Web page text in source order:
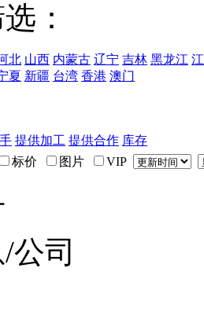
：
北 山西 内蒙古 辽宁 吉林 黑龙江
夏 新疆 台湾 香港 澳门
提供加工 提供合作 库存
标价
图片 VIP
公司